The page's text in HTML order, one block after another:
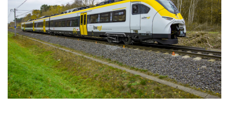
HAJÓZÁS
BLOG
ARCHÍVUM